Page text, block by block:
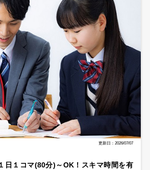
更新日：2026/07/07
日１コマ(80分)～OK！スキマ時間を有